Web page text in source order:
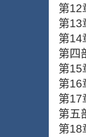
第12
第13
第14
第四
第15
第16
第17
第五
第18